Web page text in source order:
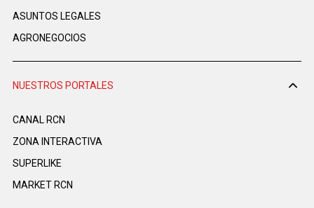
ASUNTOS LEGALES
AGRONEGOCIOS
NUESTROS PORTALES
CANAL RCN
ZONA INTERACTIVA
SUPERLIKE
MARKET RCN